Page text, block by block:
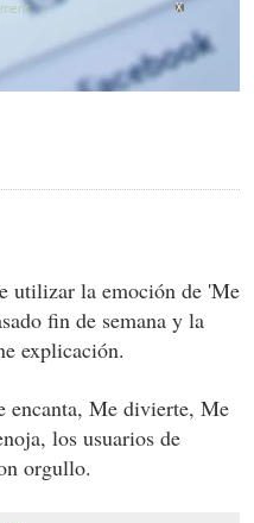
X
utilizar la emoción de 'Me
fin de semana y la
explicación.
encanta, Me divierte, Me
los usuarios de
orgullo.